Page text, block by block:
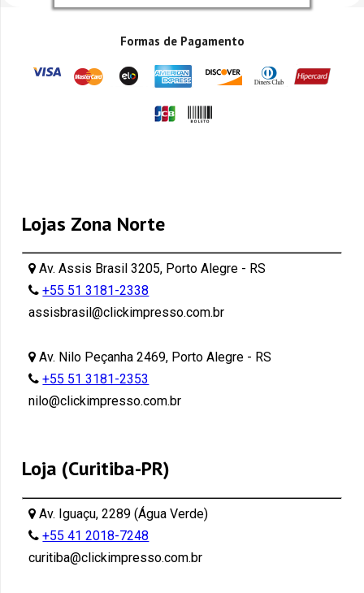
Formas de Pagamento
Lojas Zona Norte
Av. Assis Brasil 3205, Porto Alegre - RS
+55 51 3181-2338
assisbrasil@clickimpresso.com.br
Av. Nilo Peçanha 2469, Porto Alegre - RS
+55 51 3181-2353
nilo@clickimpresso.com.br
Loja (Curitiba-PR)
Av. Iguaçu, 2289 (Água Verde)
+55 41 2018-7248
curitiba@clickimpresso.com.br